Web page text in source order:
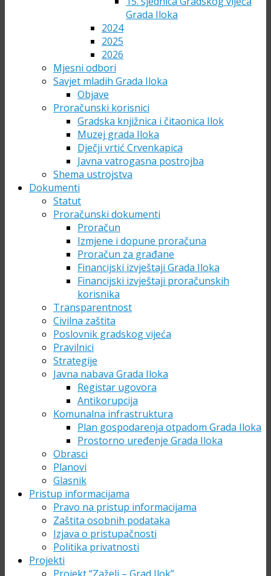
Grada Iloka
2024
2025
2026
Mjesni odbori
Savjet mladih Grada Iloka
Objave
Proračunski korisnici
Gradska knjižnica i čitaonica Ilok
Muzej grada Iloka
Dječji vrtić Crvenkapica
Javna vatrogasna postrojba
Shema ustrojstva
Dokumenti
Statut
Proračunski dokumenti
Proračun
Izmjene i dopune proračuna
Proračun za građane
Financijski izvještaji Grada Iloka
Financijski izvještaji proračunskih
korisnika
Transparentnost
Civilna zaštita
Poslovnik gradskog vijeća
Pravilnici
Strategije
Javna nabava Grada Iloka
Registar ugovora
Antikorupcija
Komunalna infrastruktura
Plan gospodarenja otpadom Grada Iloka
Prostorno uređenje Grada Iloka
Obrasci
Planovi
Glasnik
Pristup informacijama
Pravo na pristup informacijama
Zaštita osobnih podataka
Izjava o pristupačnosti
Politika privatnosti
Projekti